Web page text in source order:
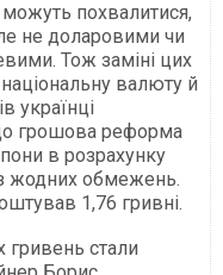
можуть похвалитися,
не доларовими чи
Тож заміні цих
валюту й
українці
грошова реформа
в розрахунку
жодних обмежень.
1,76 гривні.
гривень стали